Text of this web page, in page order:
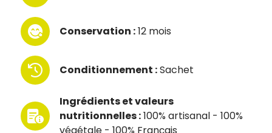
Conservation :12 mois
Conditionnement :Sachet
Ingrédients et valeurs
nutritionnelles :100% artisanal - 100%
végétale - 100% Français